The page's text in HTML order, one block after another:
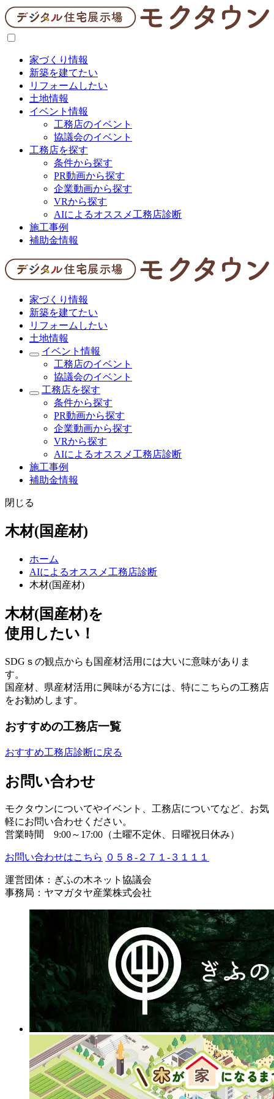
家づくり情報
新築を建てたい
リフォームしたい
土地情報
イベント情報
工務店のイベント
協議会のイベント
工務店を探す
条件から探す
PR動画から探す
企業動画から探す
VRから探す
AIによるオススメ工務店診断
施工事例
補助金情報
家づくり情報
新築を建てたい
リフォームしたい
土地情報
イベント情報
工務店のイベント
協議会のイベント
工務店を探す
条件から探す
PR動画から探す
企業動画から探す
VRから探す
AIによるオススメ工務店診断
施工事例
補助金情報
閉じる
木材(国産材)
ホーム
AIによるオススメ工務店診断
木材(国産材)
木材(国産材)を
使用したい！
SDGｓの観点からも国産材活用には大いに意味がありま
す。
国産材、県産材活用に興味がる方には、特にこちらの工務店
をお勧めします。
おすすめの工務店一覧
おすすめ工務店診断に戻る
お問い合わせ
モクタウンについてやイベント、工務店についてなど、お気
軽にお問い合わせください。
営業時間 9:00～17:00（土曜不定休、日曜祝日休み）
お問い合わせはこちら ０５８-２７１-３１１１
運営団体：ぎふの木ネット協議会
事務局：ヤマガタヤ産業株式会社